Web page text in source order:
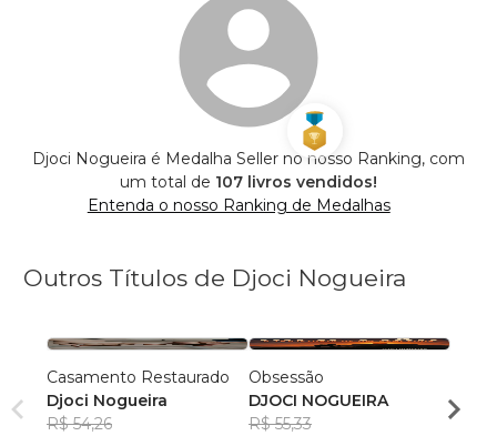
Djoci Nogueira é Medalha Seller no nosso Ranking, com
um total de 107 livros vendidos!
Entenda o nosso Ranking de Medalhas
Outros Títulos de Djoci Nogueira
Casamento Restaurado
Djoci Nogueira
R$ 54,26
Obsessão
DJOCI NOGUEIRA
R$ 55,33
Djoci
R$